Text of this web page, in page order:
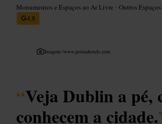
Monumentos e Espaços ao Ar Livre • Outros
4,8
Imagem /www.pointahotels.com
“Veja Dublin a pé,
conhecem a cidade.